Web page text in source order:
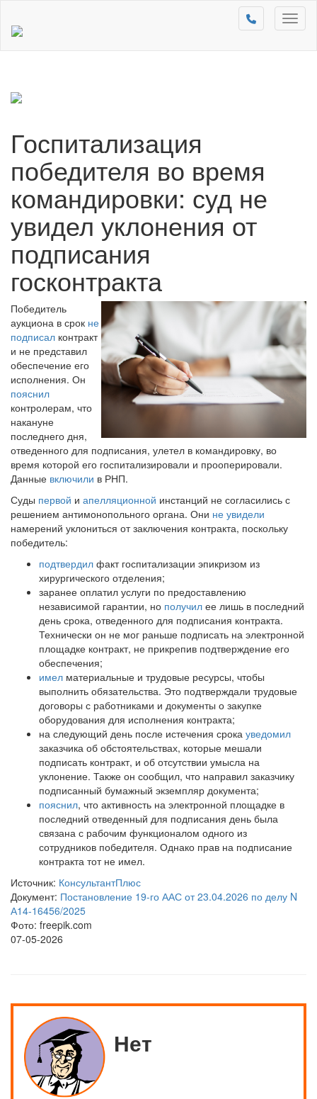
Госпитализация
победителя во время
командировки: суд не
увидел уклонения от
подписания
госконтракта
Победитель
аукциона в срок не
подписал контракт
и не представил
обеспечение его
исполнения. Он
пояснил
контролерам, что
накануне
последнего дня,
отведенного для подписания, улетел в командировку, во
время которой его госпитализировали и прооперировали.
Данные включили в РНП.
Суды первой и апелляционной инстанций не согласились с
решением антимонопольного органа. Они не увидели
намерений уклониться от заключения контракта, поскольку
победитель:
подтвердил факт госпитализации эпикризом из
хирургического отделения;
заранее оплатил услуги по предоставлению
независимой гарантии, но получил ее лишь в последний
день срока, отведенного для подписания контракта.
Технически он не мог раньше подписать на электронной
площадке контракт, не прикрепив подтверждение его
обеспечения;
имел материальные и трудовые ресурсы, чтобы
выполнить обязательства. Это подтверждали трудовые
договоры с работниками и документы о закупке
оборудования для исполнения контракта;
на следующий день после истечения срока уведомил
заказчика об обстоятельствах, которые мешали
подписать контракт, и об отсутствии умысла на
уклонение. Также он сообщил, что направил заказчику
подписанный бумажный экземпляр документа;
пояснил, что активность на электронной площадке в
последний отведенный для подписания день была
связана с рабочим функционалом одного из
сотрудников победителя. Однако прав на подписание
контракта тот не имел.
Источник: КонсультантПлюс
Документ: Постановление 19-го ААС от 23.04.2026 по делу N
А14-16456/2025
Фото: freepik.com
07-05-2026
Нет